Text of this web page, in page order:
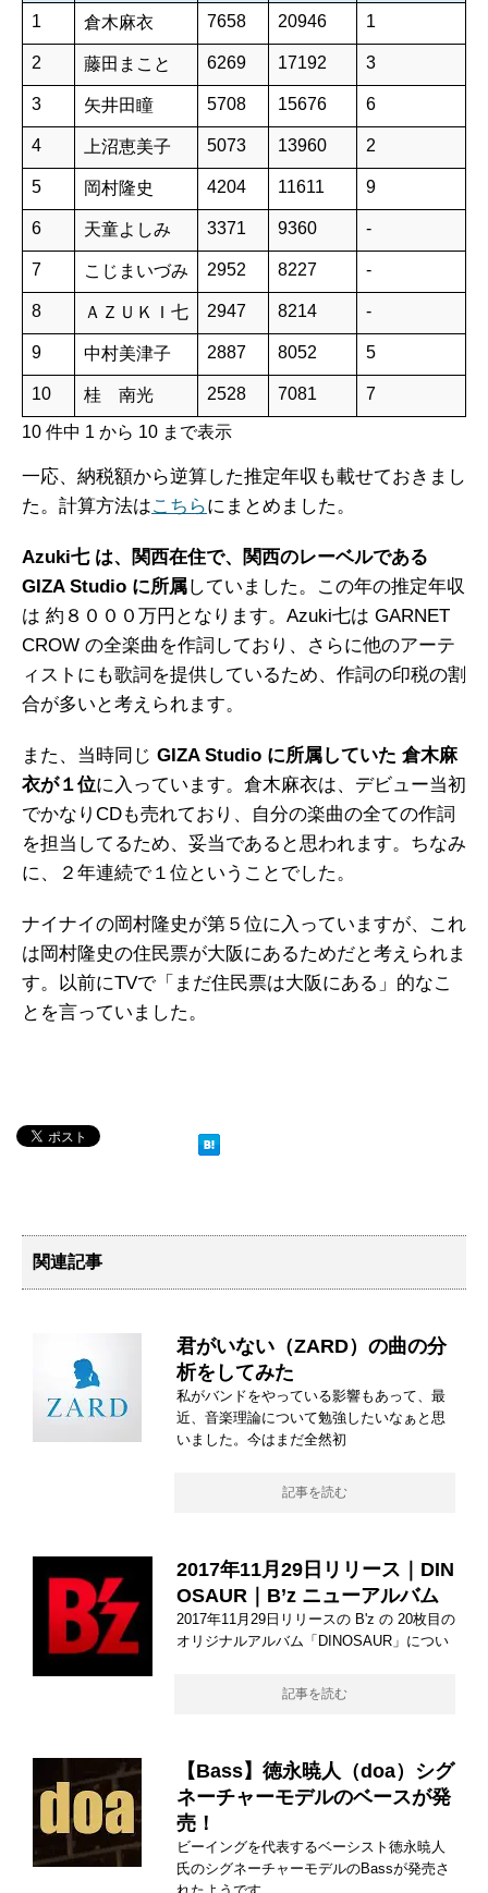
1 倉木麻衣 7658 20946 1
2 藤田まこと 6269 17192 3
3 矢井田瞳 5708 15676 6
4 上沼恵美子 5073 13960 2
5 岡村隆史 4204 11611 9
6 天童よしみ 3371 9360 -
7 こじまいづみ 2952 8227 -
8 ＡＺＵＫＩ七 2947 8214 -
9 中村美津子 2887 8052 5
10 桂 南光 2528 7081 7
10 件中 1 から 10 まで表示
一応、納税額から逆算した推定年収も載せておきまし
た。計算方法はこちらにまとめました。
Azuki七 は、関西在住で、関西のレーベルである
GIZA Studio に所属していました。この年の推定年収
は 約８０００万円となります。Azuki七は GARNET
CROW の全楽曲を作詞しており、さらに他のアーテ
ィストにも歌詞を提供しているため、作詞の印税の割
合が多いと考えられます。
また、当時同じ GIZA Studio に所属していた 倉木麻
衣が１位に入っています。倉木麻衣は、デビュー当初
でかなりCDも売れており、自分の楽曲の全ての作詞
を担当してるため、妥当であると思われます。ちなみ
に、２年連続で１位ということでした。
ナイナイの岡村隆史が第５位に入っていますが、これ
は岡村隆史の住民票が大阪にあるためだと考えられま
す。以前にTVで「まだ住民票は大阪にある」的なこ
とを言っていました。
関連記事
君がいない（ZARD）の曲の分
析をしてみた
私がバンドをやっている影響もあって、最
近、音楽理論について勉強したいなぁと思
いました。今はまだ全然初
記事を読む
2017年11月29日リリース｜DIN
OSAUR｜B’z ニューアルバム
2017年11月29日リリースの B'z の 20枚目の
オリジナルアルバム「DINOSAUR」につい
記事を読む
【Bass】徳永暁人（doa）シグ
ネーチャーモデルのベースが発
売！
ビーイングを代表するベーシスト徳永暁人
氏のシグネーチャーモデルのBassが発売さ